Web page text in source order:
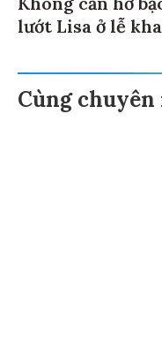
lướt Lisa ở lễ
Cùng chuyên